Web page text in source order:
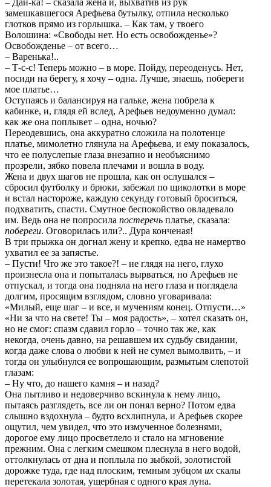
замешкавшегося Арефьева бутылку, отпила несколько
глотков прямо из горлышка. – Как там, у твоего
Волошина: «Свободы нет. Но есть освобожденье»?
Освобожденье – от всего…
– Варенька!..
– Т-с-с! Теперь можно – в море. Пойду, переоденусь. Нет,
посиди на берегу, я хочу – одна. Лучше, знаешь, побереги
мое платье…
Оступаясь и балансируя на гальке, жена побрела к
кабинке, и, глядя ей вслед, Арефьев недоуменно думал:
как же она поплывет – одна, ночью?
Переодевшись, она аккуратно сложила на полотенце
платье, мимолетно глянула на Арефьева, и ему показалось,
что ее полуслепые глаза внезапно и необъяснимо
прозрели, зябко повела плечами и вошла в воду.
Жена и двух шагов не прошла, как он ослушался –
сбросил футболку и брюки, забежал по щиколотки в море
и встал настороже, каждую секунду готовый броситься,
подхватить, спасти. Смутное беспокойство овладевало
им. Ведь она не попросила постеречь платье, сказала:
побереги. Оговорилась или?.. Дура конченая!
В три прыжка он догнал жену и крепко, едва не намертво
ухватил ее за запястье.
– Пусти! Что же это такое?! – не глядя на него, глухо
произнесла она и попыталась вырваться, но Арефьев не
отпускал, и тогда она подняла на него глаза и поглядела
долгим, просящим взглядом, словно уговаривала:
«Милый, еще шаг – и все, и мучениям конец. Отпусти…»
«Ни за что на свете! Ты – моя радость», – хотел сказать он,
но не смог: спазм сдавил горло – точно так же, как
некогда, очень давно, на решавшем их судьбу свидании,
когда даже слова о любви к ней не сумел вымолвить, – и
тогда он улыбнулся ее вопрошающим, размытым слепотой
глазам:
– Ну что, до нашего камня – и назад?
Она пытливо и недоверчиво вскинула к нему лицо,
пытаясь разглядеть, все ли он понял верно? Потом едва
слышно вздохнула – будто всхлипнула, и Арефьев скорее
ощутил, чем увидел, что это измученное болезнями,
дорогое ему лицо просветлело и стало на мгновение
прежним. Она с легким смешком плеснула в него водой,
оттолкнулась от дна и поплыла по зыбкой, золотистой
дорожке туда, где над плоским, темным зубцом их скалы
перетекала золотая, ущербная с одного края луна.